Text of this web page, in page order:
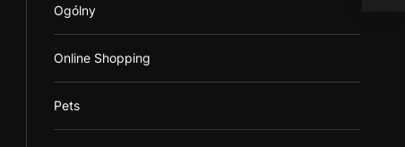
Ogólny
Online Shopping
Pets